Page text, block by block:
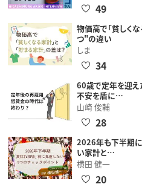
49
物価高で「貧しく
つ"の違い
しま
34
60歳で定年を迎
不安を盾に…
山崎 俊輔
28
2026年も下半期に
い家計と…
横田 健一
20